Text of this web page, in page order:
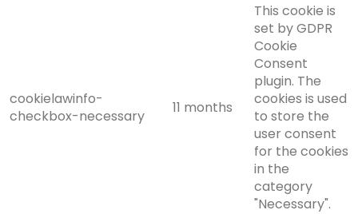
cookielawinfo-
checkbox-necessary
11 months
This cookie is
set by GDPR
Cookie
Consent
plugin. The
cookies is used
to store the
user consent
for the cookies
in the
category
"Necessary".